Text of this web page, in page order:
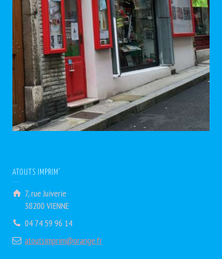
ATOUTS IMPRIM’
7, rue Juiverie
38200 VIENNE
04 74 59 96 14
atoutsimprim@orange.fr